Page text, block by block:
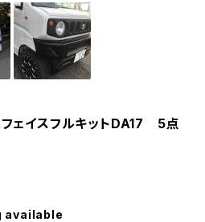
ェイスフルキットDA17 5点
available